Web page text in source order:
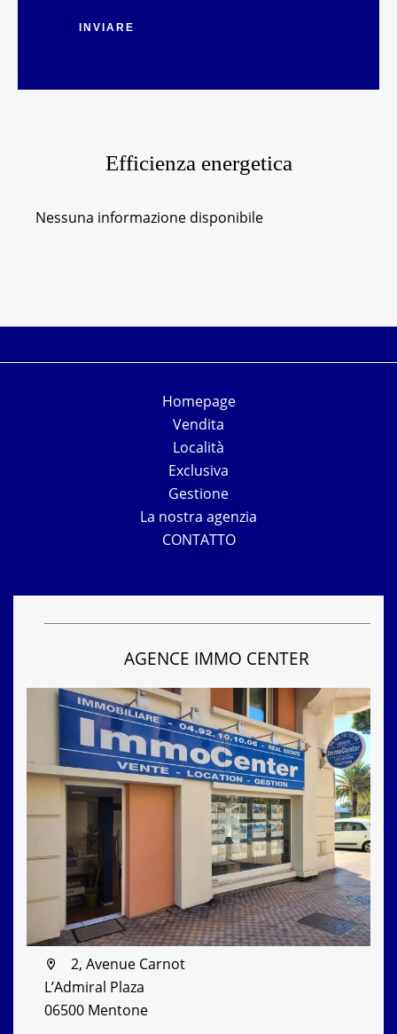
INVIARE
Efficienza energetica
Nessuna informazione disponibile
Homepage
Vendita
Località
Exclusiva
Gestione
La nostra agenzia
CONTATTO
AGENCE IMMO CENTER
2, Avenue Carnot
L’Admiral Plaza
06500 Mentone